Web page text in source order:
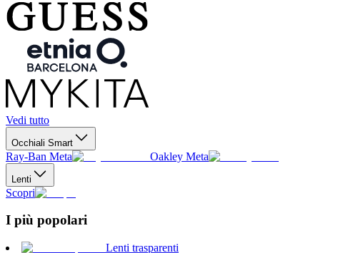
Vedi tutto
Occhiali Smart
Ray-Ban Meta Oakley Meta
Lenti
Scopri
I più popolari
Lenti trasparenti